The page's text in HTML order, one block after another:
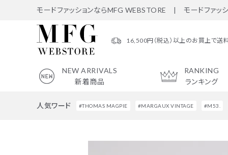
モードファッションならMFG WEBSTORE | モードファッ
16,500円（税込）以上のお買上で送
NEW ARRIVALS
新着商品
RANKING
ランキング
人気ワード #THOMAS MAGPIE #MARGAUX VINTAGE #M53.